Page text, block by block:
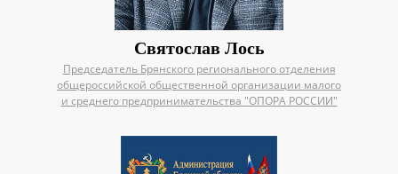
Святослав Лось
Председатель Брянского регионального отделения
общероссийской общественной организации малого
и среднего предпринимательства "ОПОРА РОССИИ"